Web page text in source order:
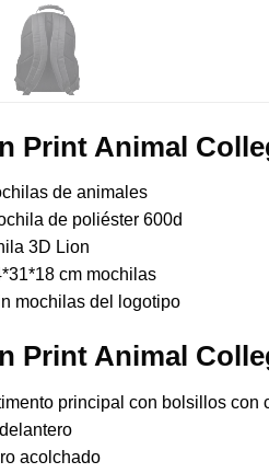
Print Animal
de animales
de poliéster 600d
3D Lion
cm mochilas
mochilas del logotipo
Print Animal
principal con bolsillos con
acolchado